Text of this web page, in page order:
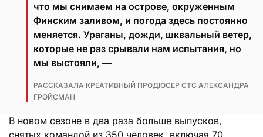
что мы снимаем на острове, окруженным
Финским заливом, и погода здесь постоянно
меняется. Ураганы, дожди, шквальный ветер,
которые не раз срывали нам испытания, но
мы выстояли, —
РАССКАЗАЛА КРЕАТИВНЫЙ ПРОДЮСЕР СТС АЛЕКСАНДРА
ГРОЙСМАН
В новом сезоне в два раза больше выпусков,